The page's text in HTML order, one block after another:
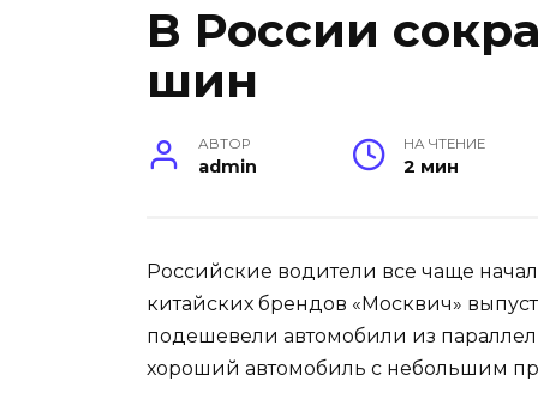
В России
шин
АВТОР
admin
НА ЧТЕНИЕ
2 мин
Российские водители все чаще
китайских брендов «Москвич»
подешевели автомобили из
хороший автомобиль с небольшим